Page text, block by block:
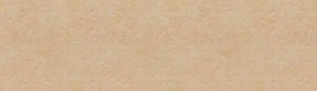
con el propósito de